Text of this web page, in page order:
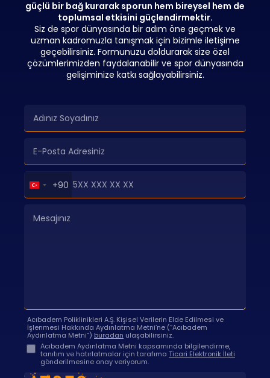
güçlü bir bağ kurarak sporun hem bireysel hem de
toplumsal etkisini güçlendirmektir.
Siz de spor dünyasında bir adım öne geçmek ve
uzman kadromuzla tanışmak için bizimle iletişime
geçebilirsiniz. Formunuzu doldurarak size özel
çözümlerimizden faydalanabilir ve spor dünyasında
gelişiminize katkı sağlayabilirsiniz.
Turkey
+90
+90
Acıbadem Poliklinikleri A.Ş. Kişisel Verilerin Elde Edilmesi ve
İşlenmesi Hakkında Aydınlatma Metni’ne (“Acıbadem
Aydınlatma Metni”) buradan ulaşabilirsiniz.
Acıbadem Aydınlatma Metni kapsamında bilgilendirme,
tanıtım ve hatırlatmalar için tarafıma Ticari Elektronik İleti
gönderilmesine onay veriyorum.